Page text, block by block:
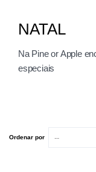
NATAL
Na Pine or Apple
especiais
Ordenar por